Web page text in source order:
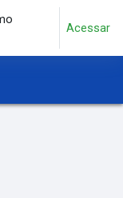
Acessar